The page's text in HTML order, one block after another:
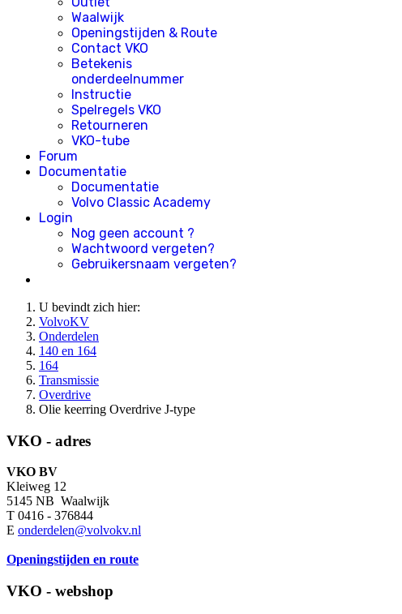
Waalwijk
Openingstijden & Route
Contact VKO
Betekenis
onderdeelnummer
Instructie
Spelregels VKO
Retourneren
VKO-tube
Forum
Documentatie
Documentatie
Volvo Classic Academy
Login
Nog geen account ?
Wachtwoord vergeten?
Gebruikersnaam vergeten?
U bevindt zich hier:
VolvoKV
Onderdelen
140 en 164
164
Transmissie
Overdrive
Olie keerring Overdrive J-type
VKO - adres
VKO BV
Kleiweg 12
5145 NB Waalwijk
T 0416 - 376844
E onderdelen@volvokv.nl
Openingstijden en route
VKO - webshop